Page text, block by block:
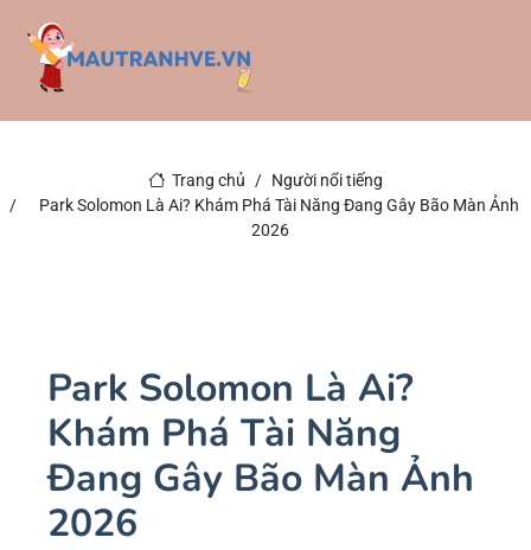
Trang chủ
Người nổi tiếng
Park Solomon Là Ai? Khám Phá Tài Năng Đang Gây Bão Màn Ảnh
2026
Park Solomon Là Ai?
Khám Phá Tài Năng
Đang Gây Bão Màn Ảnh
2026